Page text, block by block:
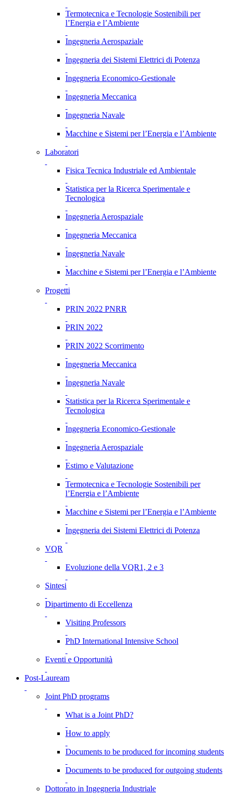
Termotecnica e Tecnologie Sostenibili per
l’Energia e l’Ambiente
Ingegneria Aerospaziale
Ingegneria dei Sistemi Elettrici di Potenza
Ingegneria Economico-Gestionale
Ingegneria Meccanica
Ingegneria Navale
Macchine e Sistemi per l’Energia e l’Ambiente
Laboratori
Fisica Tecnica Industriale ed Ambientale
Statistica per la Ricerca Sperimentale e
Tecnologica
Ingegneria Aerospaziale
Ingegneria Meccanica
Ingegneria Navale
Macchine e Sistemi per l’Energia e l’Ambiente
Progetti
PRIN 2022 PNRR
PRIN 2022
PRIN 2022 Scorrimento
Ingegneria Meccanica
Ingegneria Navale
Statistica per la Ricerca Sperimentale e
Tecnologica
Ingegneria Economico-Gestionale
Ingegneria Aerospaziale
Estimo e Valutazione
Termotecnica e Tecnologie Sostenibili per
l’Energia e l’Ambiente
Macchine e Sistemi per l’Energia e l’Ambiente
Ingegneria dei Sistemi Elettrici di Potenza
VQR
Evoluzione della VQR1, 2 e 3
Sintesi
Dipartimento di Eccellenza
Visiting Professors
PhD International Intensive School
Eventi e Opportunità
Post-Lauream
Joint PhD programs
What is a Joint PhD?
How to apply
Documents to be produced for incoming students
Documents to be produced for outgoing students
Dottorato in Ingegneria Industriale